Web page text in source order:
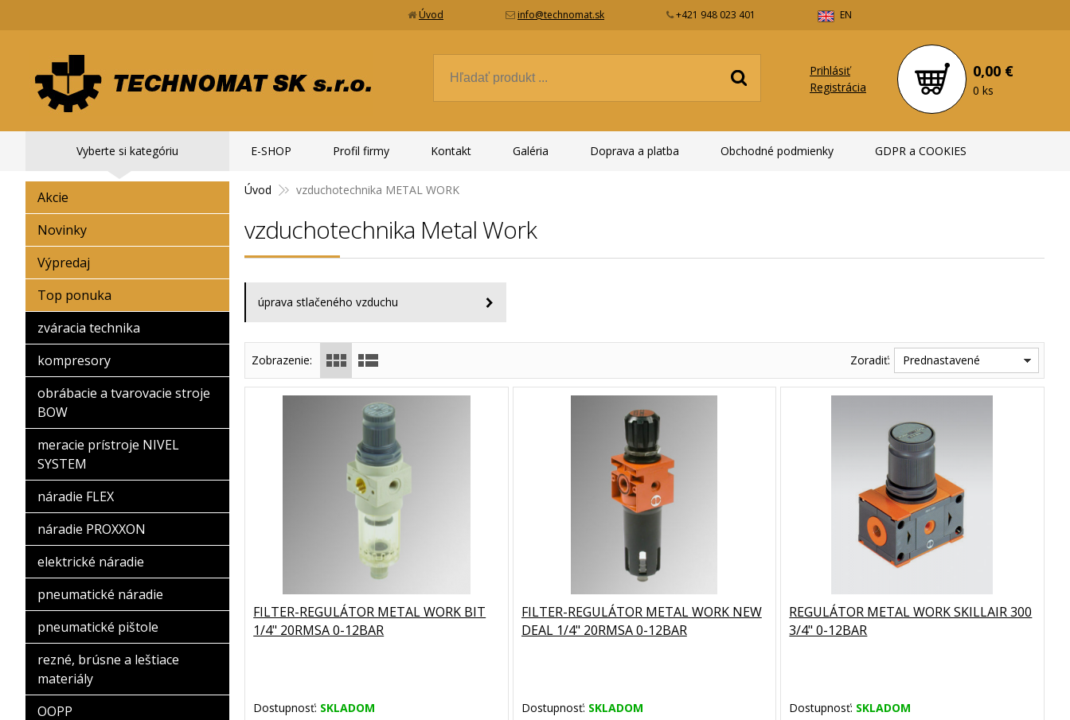
Úvod info@technomat.sk +421 948 023 401 EN
Prihlásiť
Registrácia
0,00 €
0 ks
Úvod vzduchotechnika METAL WORK
vzduchotechnika Metal Work
úprava stlačeného vzduchu
Zobrazenie: Zoradiť: Prednastavené
FILTER-REGULÁTOR METAL WORK BIT
1/4" 20RMSA 0-12BAR
Dostupnosť: SKLADOM
FILTER-REGULÁTOR METAL WORK NEW
DEAL 1/4" 20RMSA 0-12BAR
Dostupnosť: SKLADOM
REGULÁTOR METAL WORK SKILLAIR 300
3/4" 0-12BAR
Dostupnosť: SKLADOM
Akcie
Novinky
Výpredaj
Top ponuka
zváracia technika
kompresory
obrábacie a tvarovacie stroje
BOW
meracie prístroje NIVEL
SYSTEM
náradie FLEX
náradie PROXXON
elektrické náradie
pneumatické náradie
pneumatické pištole
rezné, brúsne a leštiace
materiály
OOPP
Vyberte si kategóriu E-SHOP Profil firmy Kontakt Galéria Doprava a platba Obchodné podmienky GDPR a COOKIES